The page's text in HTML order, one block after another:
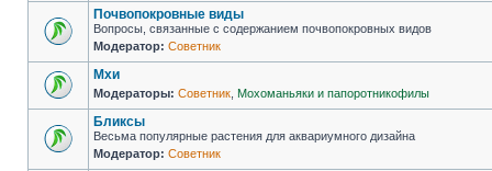
Почвопокровные виды
Вопросы, связанные с содержанием почвопокровных видов
Модератор: Советник
Мхи
Модераторы: Советник Мохоманьяки и папоротникофилы
Бликсы
Весьма популярные растения для аквариумного дизайна
Модератор: Советник